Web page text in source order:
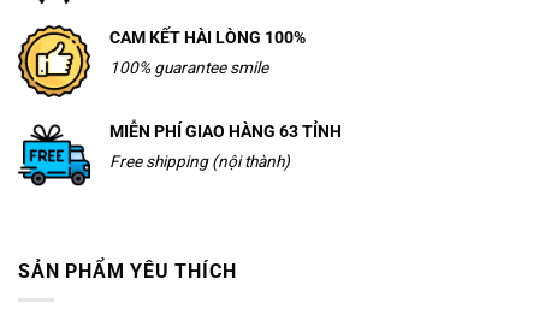
CAM KẾT HÀI LÒNG 100%
100% guarantee smile
MIỄN PHÍ GIAO HÀNG 63 TỈNH
Free shipping (nội thành)
SẢN PHẨM YÊU THÍCH